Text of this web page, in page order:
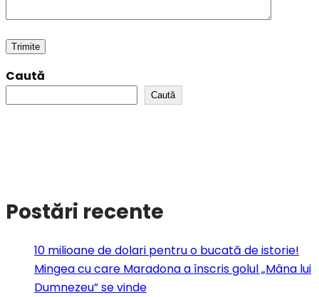
Caută
Caută
Postări recente
10 milioane de dolari pentru o bucată de istorie!
Mingea cu care Maradona a înscris golul „Mâna lui
Dumnezeu” se vinde